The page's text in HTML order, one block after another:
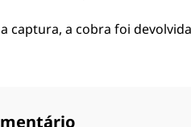
captura, a cobra foi